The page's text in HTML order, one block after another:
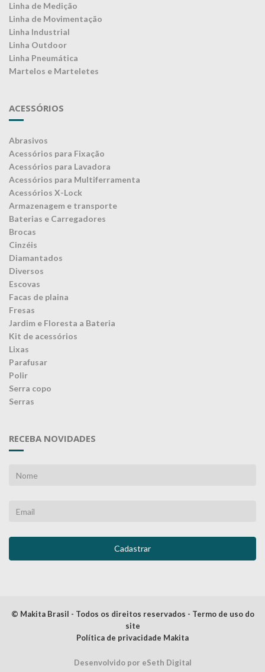
Linha de Medição
Linha de Movimentação
Linha Industrial
Linha Outdoor
Linha Pneumática
Martelos e Marteletes
ACESSÓRIOS
Abrasivos
Acessórios para Fixação
Acessórios para Lavadora
Acessórios para Multiferramenta
Acessórios X-Lock
Armazenagem e transporte
Baterias e Carregadores
Brocas
Cinzéis
Diamantados
Diversos
Escovas
Facas de plaina
Fresas
Jardim e Floresta a Bateria
Kit de acessórios
Lixas
Parafusar
Polir
Serra copo
Serras
RECEBA NOVIDADES
© Makita Brasil - Todos os direitos reservados - Termo de uso do
site
Política de privacidade Makita
Desenvolvido por eSeth Digital